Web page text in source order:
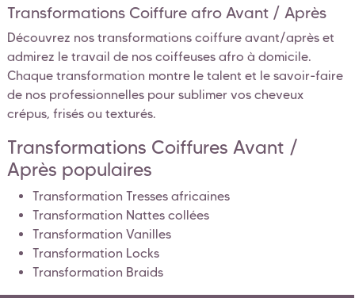
faire des coiffeuses afro à domicile.
Transformations Coiffure afro Avant / Après
Découvrez nos transformations coiffure avant/après et
admirez le travail de nos coiffeuses afro à domicile.
Chaque transformation montre le talent et le savoir-faire
de nos professionnelles pour sublimer vos cheveux
crépus, frisés ou texturés.
Transformations Coiffures Avant /
Après populaires
Transformation Tresses africaines
Transformation Nattes collées
Transformation Vanilles
Transformation Locks
Transformation Braids